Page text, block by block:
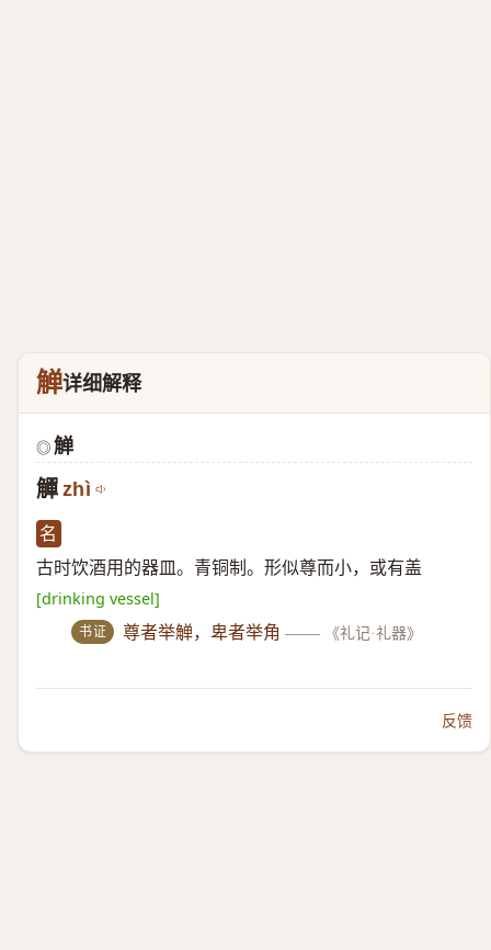
觯详细解释
◎ 觯
觶 zhì
名
古时饮酒用的器皿。青铜制。形似尊而小，或有盖
[drinking vessel]
书证 尊者举觯，卑者举角 —— 《礼记·礼器》
反馈